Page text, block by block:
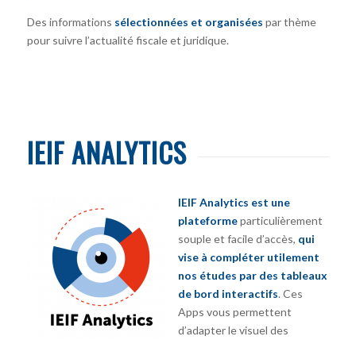
Des informations sélectionnées et organisées par thème
pour suivre l’actualité fiscale et juridique.
IEIF ANALYTICS
IEIF Analytics est une
plateformeparticulièrement
souple et facile d’accès, qui
vise à compléter utilement
nos études par des tableaux
de bord interactifs. Ces
Apps vous permettent
d’adapter le visuel des